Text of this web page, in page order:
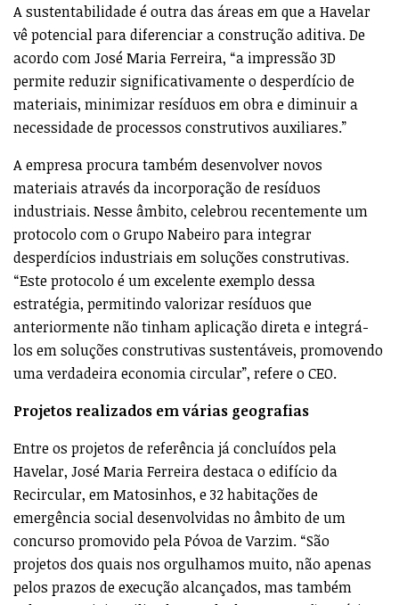
A sustentabilidade é outra das áreas em que a Havelar
vê potencial para diferenciar a construção aditiva. De
acordo com José Maria Ferreira, “a impressão 3D
permite reduzir significativamente o desperdício de
materiais, minimizar resíduos em obra e diminuir a
necessidade de processos construtivos auxiliares.”
A empresa procura também desenvolver novos
materiais através da incorporação de resíduos
industriais. Nesse âmbito, celebrou recentemente um
protocolo com o Grupo Nabeiro para integrar
desperdícios industriais em soluções construtivas.
“Este protocolo é um excelente exemplo dessa
estratégia, permitindo valorizar resíduos que
anteriormente não tinham aplicação direta e integrá-
los em soluções construtivas sustentáveis, promovendo
uma verdadeira economia circular”, refere o CEO.
Projetos realizados em várias geografias
Entre os projetos de referência já concluídos pela
Havelar, José Maria Ferreira destaca o edifício da
Recircular, em Matosinhos, e 32 habitações de
emergência social desenvolvidas no âmbito de um
concurso promovido pela Póvoa de Varzim. “São
projetos dos quais nos orgulhamos muito, não apenas
pelos prazos de execução alcançados, mas também